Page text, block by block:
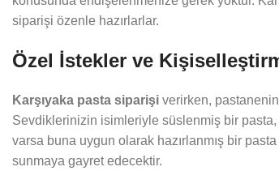
siparişi özenle hazırlarlar.
Özel İstekler ve
Karşıyaka pasta siparişi verirken,
Sevdiklerinizin isimleriyle süslenmiş bir
varsa buna uygun olarak hazırlanmış bir
sunmaya gayret edecektir.